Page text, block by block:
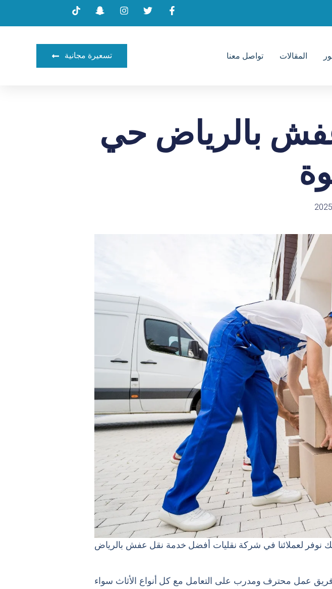
المقالات تواصل معنا تسعيرة مجانية
بالرياض حي
لعملائنا في شركة نقليات أفضل خدمة نقل عفش بالرياض
فريق عمل محترف ومدرب على التعامل مع كل أنواع الأثاث سواء